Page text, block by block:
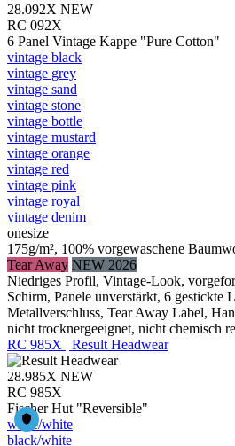
28.092X NEW
RC 092X
6 Panel Vintage Kappe "Pure Cotton"
vintage black
vintage grey
vintage sand
vintage stone
vintage bottle
vintage mustard
vintage orange
vintage red
vintage pink
vintage royal
vintage denim
onesize
175g/m², 100% vorgewaschene
Tear Away NEW 2026
Niedriges Profil, Vintage-Look,
Schirm, Panele unverstärkt, 6 gestickte
Metallverschluss, Tear Away Label,
nicht trocknergeeignet, nicht chemisch
RC 985X | Result Headwear
28.985X NEW
RC 985X
Fischer Hut "Reversible"
white/​white
black/​white